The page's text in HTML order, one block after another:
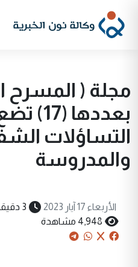
مجلة ( المسرح
بعددها
التساؤلات
والمدروسة
الأربعاء 17 آيار 2023 3 دقيقة قراءة
4,948 مشاهدة